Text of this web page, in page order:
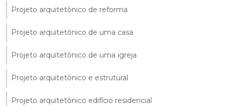
Projeto arquitetônico de reforma
Projeto arquitetônico de uma casa
Projeto arquitetônico de uma igreja
Projeto arquitetônico e estrutural
Projeto arquitetônico edifício residencial